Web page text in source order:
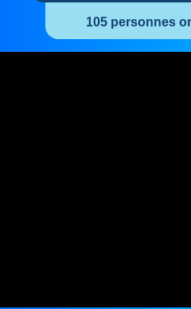
105 personnes